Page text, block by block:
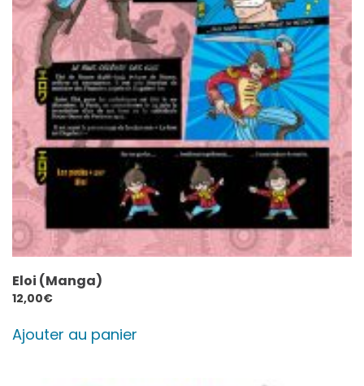
Eloi (Manga)
12,00€
Ajouter au panier